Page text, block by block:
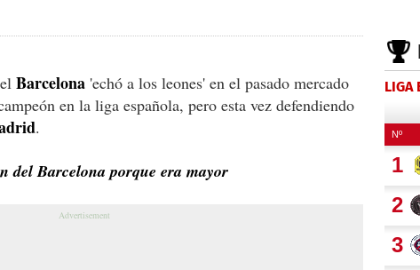
Barcelona 'echó a los leones' en el pasado mercado
en la liga española, pero esta vez defendiendo
.
del Barcelona porque era mayor
LIGA